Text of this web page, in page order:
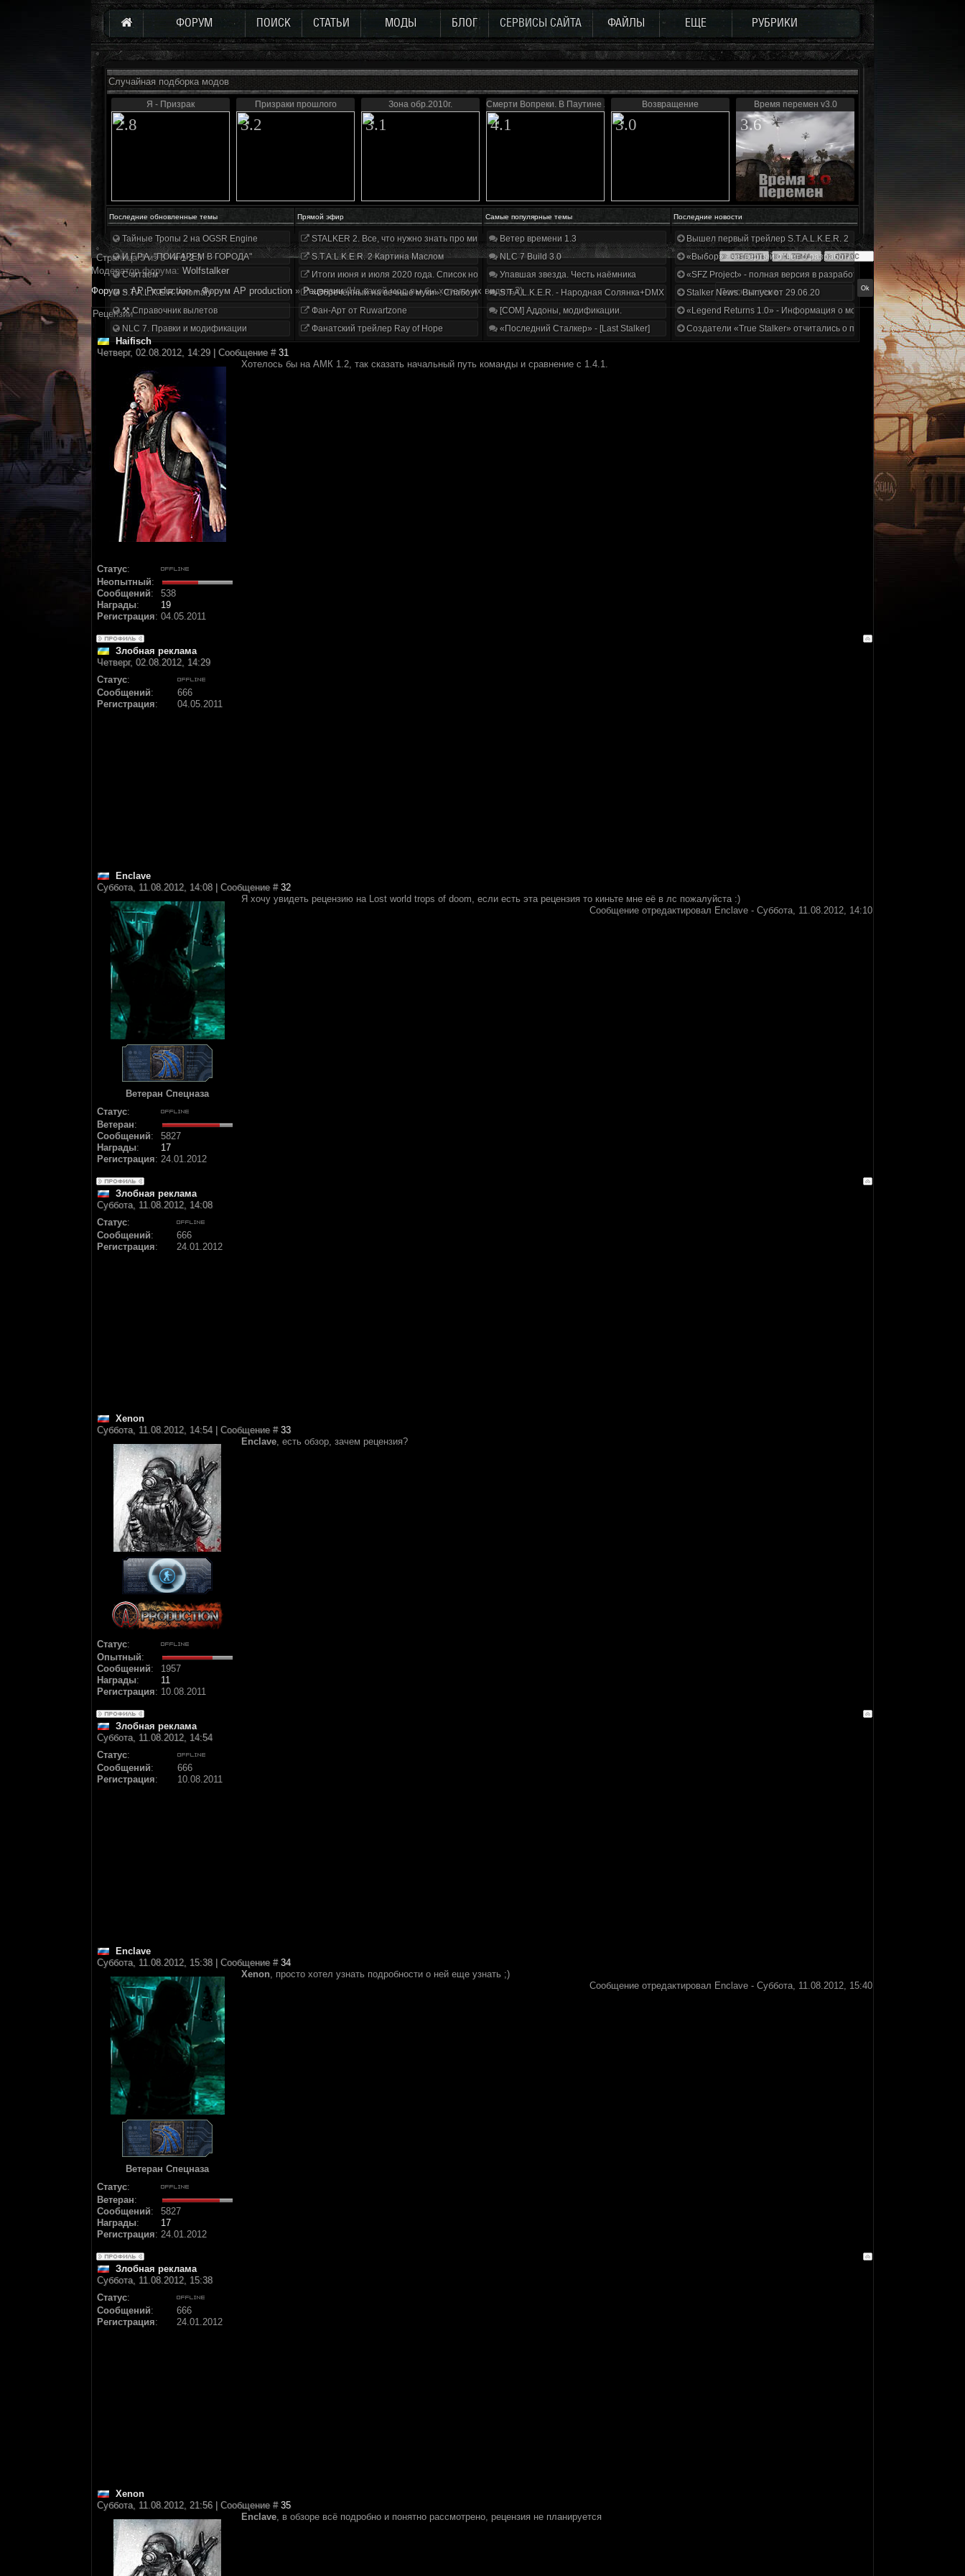
ФОРУМ ПОИСК СТАТЬИ МОДЫ БЛОГ СЕРВИСЫ САЙТА ФАЙЛЫ ЕЩЕ РУБРИКИ
Случайная подборка модов
Я - Призрак
2.8
Призраки прошлого
3.2
Зона обр.2010г.
3.1
Смерти Вопреки. В Паутине лжи
4.1
Возвращение
3.0
Время перемен v3.0
3.6
Последние обновленные темы Прямой эфир Самые популярные темы Последние новости
Тайные Тропы 2 на OGSR Engine
И.Г.Р.А. "ПОИГАРЕМ В ГОРОДА"
Считаем
S.T.A.L.K.E.R. Anomaly
⚒ Справочник вылетов
NLC 7. Правки и модификации
STALKER 2. Все, что нужно знать про мир, геймплей и сюжет | Разбор трейлера
S.T.A.L.K.E.R. 2 Картина Маслом
Итоги июня и июля 2020 года. Список нововведений
«Обречённый на вечные муки». Слабоумие и отвага
Фан-Арт от Ruwartzone
Фанатский трейлер Ray of Hope
Ветер времени 1.3
NLC 7 Build 3.0
Упавшая звезда. Честь наёмника
S.T.A.L.K.E.R. - Народная Солянка+DMX 1.3.5.ООП.МА.К.
[COM] Аддоны, модификации.
«Последний Сталкер» - [Last Stalker]
Вышел первый трейлер S.T.A.L.K.E.R. 2
«Выбор» - четвертый отчет о разработке!
«SFZ Project» - полная версия в разработке!
Stalker News. Выпуск от 29.06.20
«Legend Returns 1.0» - Информация о моде за июнь 2020
Создатели «True Stalker» отчитались о проделанной работе
Страница3из3 « 1 2 3
Модератор форума: Wolfstalker
Форум » AP Production » Форум AP production » Рецензии (На какой мод вы бы хотели их видеть?)
Рецензии
Haifisch
Четверг, 02.08.2012, 14:29 | Сообщение # 31
Статус:
Неопытный:
Сообщений:
538
Награды:
19
Регистрация: 04.05.2011
Хотелось бы на АМК 1.2, так сказать начальный путь команды и сравнение с 1.4.1.
Злобная реклама
Четверг, 02.08.2012, 14:29
Статус:
Сообщений:
666
Регистрация: 04.05.2011
Enclave
Суббота, 11.08.2012, 14:08 | Сообщение # 32
Ветеран Спецназа
Статус:
Ветеран:
Сообщений:
5827
Награды:
17
Регистрация: 24.01.2012
Я хочу увидеть рецензию на Lost world trops of doom, если есть эта рецензия то киньте мне её в лс пожалуйста :)
Сообщение отредактировал Enclave - Суббота, 11.08.2012, 14:10
Злобная реклама
Суббота, 11.08.2012, 14:08
Статус:
Сообщений:
666
Регистрация: 24.01.2012
Xenon
Суббота, 11.08.2012, 14:54 | Сообщение # 33
Статус:
Опытный:
Сообщений:
1957
Награды:
11
Регистрация: 10.08.2011
Enclave, есть обзор, зачем рецензия?
Злобная реклама
Суббота, 11.08.2012, 14:54
Статус:
Сообщений:
666
Регистрация: 10.08.2011
Enclave
Суббота, 11.08.2012, 15:38 | Сообщение # 34
Ветеран Спецназа
Статус:
Ветеран:
Сообщений:
5827
Награды:
17
Регистрация: 24.01.2012
Xenon, просто хотел узнать подробности о ней еще узнать ;)
Сообщение отредактировал Enclave - Суббота, 11.08.2012, 15:40
Злобная реклама
Суббота, 11.08.2012, 15:38
Статус:
Сообщений:
666
Регистрация: 24.01.2012
Xenon
Суббота, 11.08.2012, 21:56 | Сообщение # 35
Enclave, в обзоре всё подробно и понятно рассмотрено, рецензия не планируется